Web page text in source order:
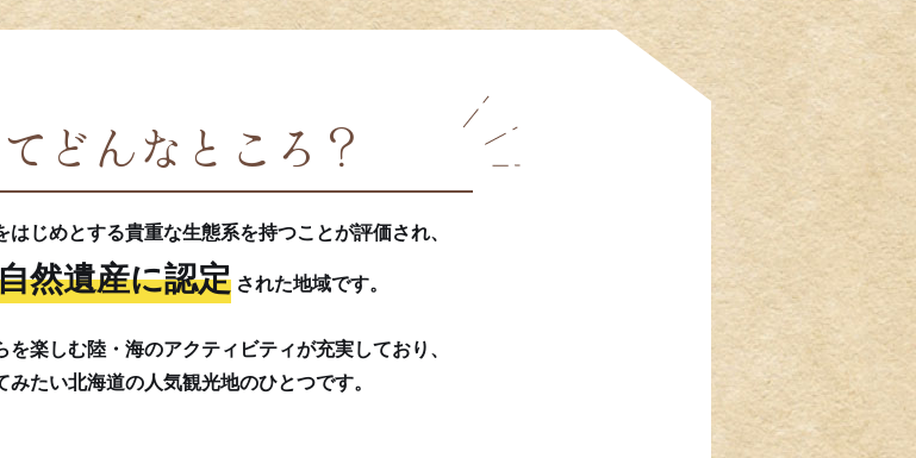
どんなところ？
じめとする貴重な生態系を持つことが評価され、
然遺産に認定された地域です。
楽しむ陸・海のアクティビティが充実しており、
みたい北海道の人気観光地のひとつです。